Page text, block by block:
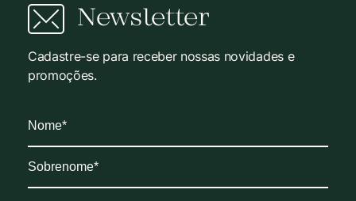
Newsletter
Cadastre-se para receber nossas novidades e
promoções.